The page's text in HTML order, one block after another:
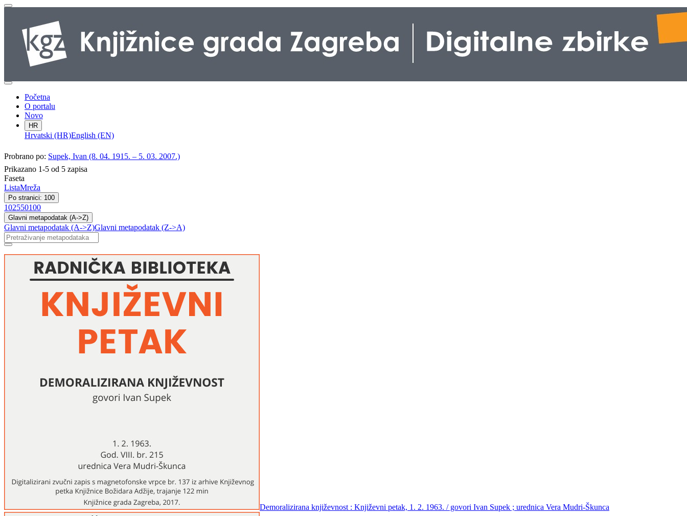
Početna
O portalu
Novo
HR
Hrvatski (HR)English (EN)
Probrano po: Supek, Ivan (8. 04. 1915. – 5. 03. 2007.)
Prikazano 1-5 od 5 zapisa
Faseta
ListaMreža
Po stranici: 100
102550100
Glavni metapodatak (A->Z)
Glavni metapodatak (A->Z)Glavni metapodatak (Z->A)
Demoralizirana književnost : Književni petak, 1. 2. 1963. / govori Ivan Supek ; urednica Vera Mudri-Škunca